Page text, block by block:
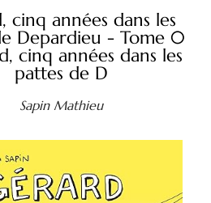
cinq années dans les
Depardieu - Tome 0
cinq années dans les
pattes de D
Sapin Mathieu